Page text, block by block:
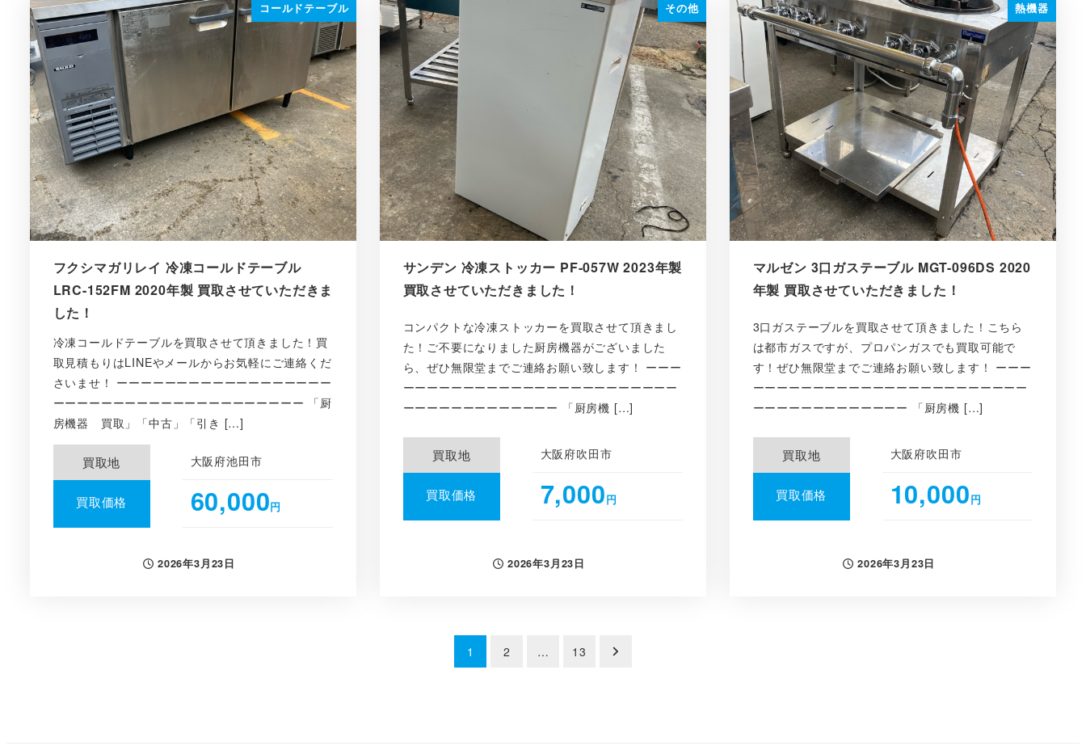
コールドテーブル
フクシマガリレイ 冷凍コールドテーブル
LRC-152FM 2020年製 買取させていただきま
した！
冷凍コールドテーブルを買取させて頂きました！買
取見積もりはLINEやメールからお気軽にご連絡くだ
さいませ！ ーーーーーーーーーーーーーーーーーー
ーーーーーーーーーーーーーーーーーーーーー 「厨
房機器 買取」「中古」「引き […]
買取地 大阪府池田市
買取価格 60,000円
投稿日
2026年3月23日
その他
サンデン 冷凍ストッカー PF-057W 2023年製
買取させていただきました！
コンパクトな冷凍ストッカーを買取させて頂きまし
た！ご不要になりました厨房機器がございました
ら、ぜひ無限堂までご連絡お願い致します！ ーーー
ーーーーーーーーーーーーーーーーーーーーーーー
ーーーーーーーーーーーーー 「厨房機 […]
買取地 大阪府吹田市
買取価格 7,000円
投稿日
2026年3月23日
熱機器
マルゼン 3口ガステーブル MGT-096DS 2020
年製 買取させていただきました！
3口ガステーブルを買取させて頂きました！こちら
は都市ガスですが、プロパンガスでも買取可能で
す！ぜひ無限堂までご連絡お願い致します！ ーーー
ーーーーーーーーーーーーーーーーーーーーーーー
ーーーーーーーーーーーーー 「厨房機 […]
買取地 大阪府吹田市
買取価格 10,000円
投稿日
2026年3月23日
1 2 … 13